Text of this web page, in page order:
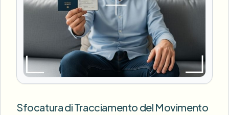
Sfocatura di Tracciamento del Movimento